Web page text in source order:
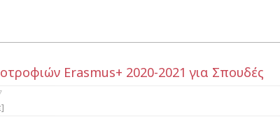
Erasmus+ 2020-2021 για Σπουδές